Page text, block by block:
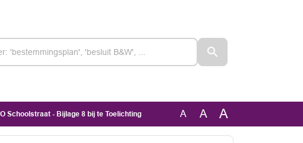
Schoolstraat - Bijlage 8 bij te Toelichting A A A